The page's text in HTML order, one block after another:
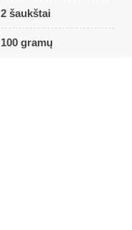
2 šaukštai
100 gramų